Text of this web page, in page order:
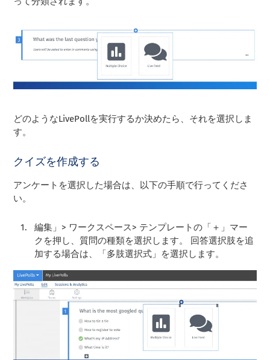
どのようなLivePollを実行するか決めたら、それを選択しま
す。
クイズを作成する
アンケートを選択した場合は、以下の手順で行ってくださ
い。
編集」> ワークスペース> テンプレートの「＋」マー
クを押し、質問の種類を選択します。 回答選択肢を追
加する場合は、「多肢選択式」を選択します。